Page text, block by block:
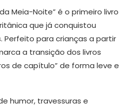
Meia-Noite” é o primeiro livro
que já conquistou
Perfeito para crianças a partir
a transição dos livros
de capítulo” de forma leve e
humor, travessuras e